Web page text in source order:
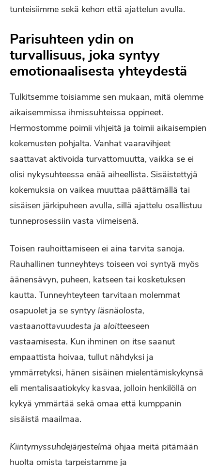
tunteisiimme sekä kehon että ajattelun avulla.
Parisuhteen ydin on
turvallisuus, joka syntyy
emotionaalisesta yhteydestä
Tulkitsemme toisiamme sen mukaan, mitä olemme
aikaisemmissa ihmissuhteissa oppineet.
Hermostomme poimii vihjeitä ja toimii aikaisempien
kokemusten pohjalta. Vanhat vaaravihjeet
saattavat aktivoida turvattomuutta, vaikka se ei
olisi nykysuhteessa enää aiheellista. Sisäistettyjä
kokemuksia on vaikea muuttaa päättämällä tai
sisäisen järkipuheen avulla, sillä ajattelu osallistuu
tunneprosessiin vasta viimeisenä.
Toisen rauhoittamiseen ei aina tarvita sanoja.
Rauhallinen tunneyhteys toiseen voi syntyä myös
äänensävyn, puheen, katseen tai kosketuksen
kautta. Tunneyhteyteen tarvitaan molemmat
osapuolet ja se syntyy läsnäolosta,
vastaanottavuudesta ja aloitteeseen
vastaamisesta. Kun ihminen on itse saanut
empaattista hoivaa, tullut nähdyksi ja
ymmärretyksi, hänen sisäinen mielentämiskykynsä
eli mentalisaatiokyky kasvaa, jolloin henkilöllä on
kykyä ymmärtää sekä omaa että kumppanin
sisäistä maailmaa.
Kiintymyssuhdejärjestelmä ohjaa meitä pitämään
huolta omista tarpeistamme ja